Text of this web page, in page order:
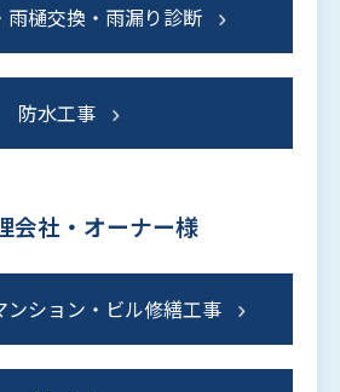
雨樋交換・雨漏り診断
防水工事
会社・オーナー様
ンション・ビル修繕工事